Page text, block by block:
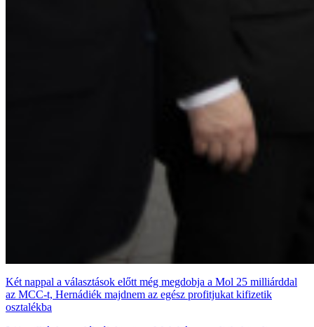
Két nappal a választások előtt még megdobja a Mol 25 milliárddal
az MCC-t, Hernádiék majdnem az egész profitjukat kifizetik
osztalékba